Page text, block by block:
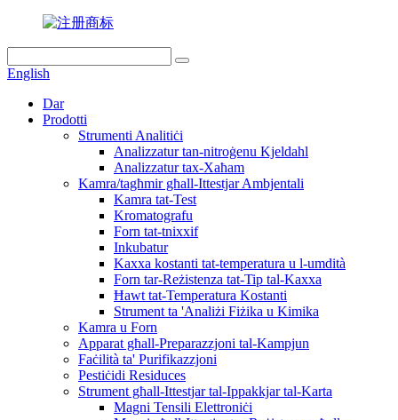
English
Dar
Prodotti
Strumenti Analitiċi
Analizzatur tan-nitroġenu Kjeldahl
Analizzatur tax-Xaħam
Kamra/tagħmir għall-Ittestjar Ambjentali
Kamra tat-Test
Kromatografu
Forn tat-tnixxif
Inkubatur
Kaxxa kostanti tat-temperatura u l-umdità
Forn tar-Reżistenza tat-Tip tal-Kaxxa
Ħawt tat-Temperatura Kostanti
Strument ta 'Analiżi Fiżika u Kimika
Kamra u Forn
Apparat għall-Preparazzjoni tal-Kampjun
Faċilità ta' Purifikazzjoni
Pestiċidi Residuces
Strument għall-Ittestjar tal-Ippakkjar tal-Karta
Magni Tensili Elettroniċi